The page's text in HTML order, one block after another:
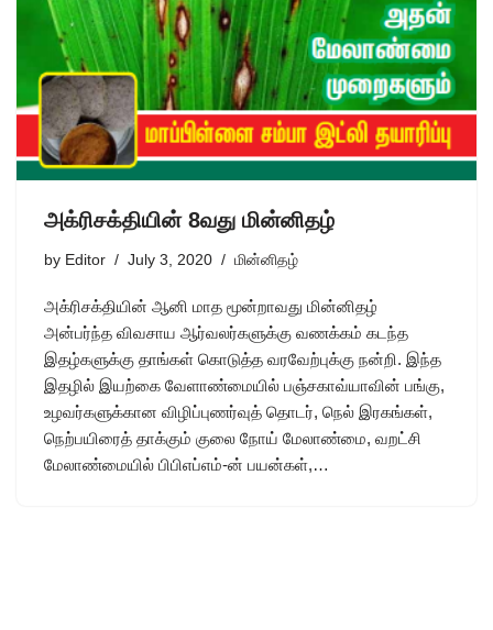
அக்ரிசக்தியின் 8வது மின்னிதழ்
by Editor July 3, 2020 மின்னிதழ்
அக்ரிசக்தியின் ஆனி மாத மூன்றாவது மின்னிதழ்
அன்பர்ந்த விவசாய ஆர்வலர்களுக்கு வணக்கம் கடந்த
இதழ்களுக்கு தாங்கள் கொடுத்த வரவேற்புக்கு நன்றி. இந்த
இதழில் இயற்கை வேளாண்மையில் பஞ்சகாவ்யாவின் பங்கு,
உழவர்களுக்கான விழிப்புணர்வுத் தொடர், நெல் இரகங்கள்,
நெற்பயிரைத் தாக்கும் குலை நோய் மேலாண்மை, வறட்சி
மேலாண்மையில் பிபிஎப்எம்-ன் பயன்கள்,…